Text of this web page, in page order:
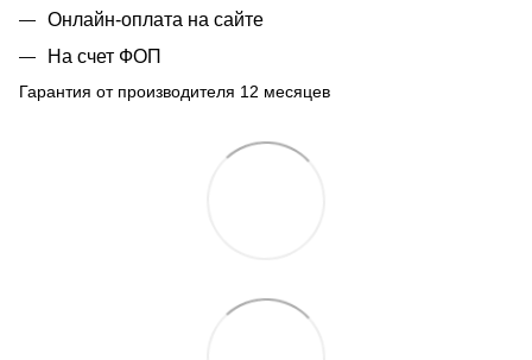
Онлайн-оплата на сайте
На счет ФОП
Гарантия от производителя 12 месяцев